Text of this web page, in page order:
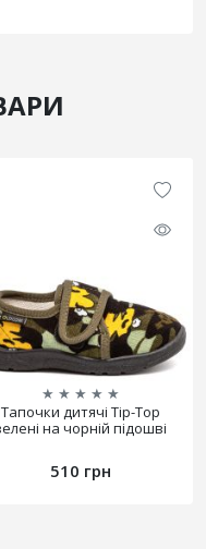
★ ★ ★ ★ ★
Тапочки дитячі Tip-Top
на чорній підошві
510 грн